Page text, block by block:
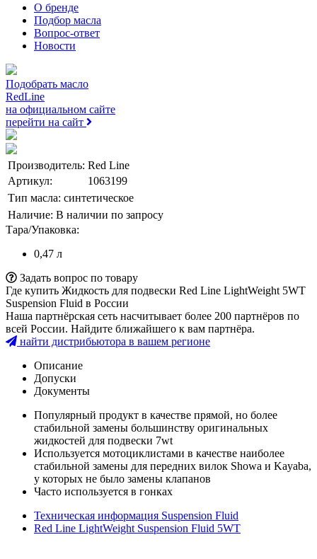
О бренде
Подбор масла
Вопрос-ответ
Новости
Подобрать масло
RedLine
на официальном сайте
перейти на сайт
Производитель: Red Line
Артикул:
1063199
Тип масла: синтетическое
Наличие: В наличии по запросу
Тара/Упаковка:
0,47 л
Задать вопрос по товару
Где купить Жидкость для подвески Red Line LightWeight 5WT
Suspension Fluid в России
Наша партнёрская сеть насчитывает более 200 партнёров по
всей России. Найдите ближайшего к вам партнёра.
найти дистрибьютора в вашем регионе
Описание
Допуски
Документы
Популярный продукт в качестве прямой, но более
стабильной замены большинству оригинальных
жидкостей для подвески 7wt
Используется мотоциклистами в качестве наиболее
стабильной замены для передних вилок Showa и Kayaba,
у которых не было замены клапанов
Часто используется в гонках
Техническая информация Suspension Fluid
Red Line LightWeight Suspension Fluid 5WT